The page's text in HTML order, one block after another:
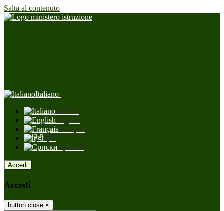
Salta al contenuto
Italiano
Italiano
English
Français
हिंदी
Српски
Accedi
Accedi
button close ×